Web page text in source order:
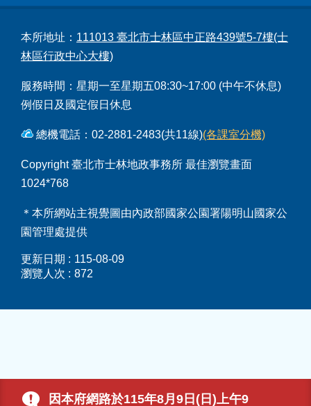
因本府網路於115年8月9日(日)上午9
本所地址： 111013 臺北市士林區中正路439號5-7樓(士
林區行政中心大樓)
服務時間：星期一至星期五08:30~17:00 (中午不休息)
例假日及國定假日休息
總機電話：02-2881-2483(共11線)(各課室分機)
Copyright 臺北市士林地政事務所 最佳瀏覽畫面
1024*768
＊本所網站主視覺圖由內政部國家公園署陽明山國家公
園管理處提供
更新日期
115-08-09
瀏覽人次
872